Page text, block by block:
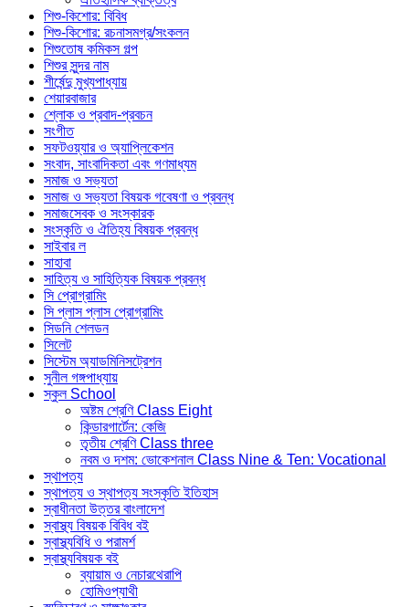
শিশু-কিশোর: বিবিধ
শিশু-কিশোর: রচনাসমগ্র/সংকলন
শিশুতোষ কমিকস গল্প
শিশুর সুন্দর নাম
শীর্ষেন্দু মুখ্যপাধ্যায়
শেয়ারবাজার
শ্লোক ও প্রবাদ-প্রবচন
সংগীত
সফটওয়্যার ও অ্যাপ্লিকেশন
সংবাদ, সাংবাদিকতা এবং গণমাধ্যম
সমাজ ও সভ্যতা
সমাজ ও সভ্যতা বিষয়ক গবেষণা ও প্রবন্ধ
সমাজসেবক ও সংস্কারক
সংস্কৃতি ও ঐতিহ্য বিষয়ক প্রবন্ধ
সাইবার ল
সাহাবা
সাহিত্য ও সাহিত্যিক বিষয়ক প্রবন্ধ
সি প্রোগ্রামিং
সি প্লাস প্লাস প্রোগ্রামিং
সিডনি শেলডন
সিলেট
সিস্টেম অ্যাডমিনিসট্রেশন
সুনীল গঙ্গপাধ্যায়
স্কুল School
অষ্টম শ্রেণি Class Eight
কিন্ডারগার্টেন: কেজি
তৃতীয় শ্রেণি Class three
নবম ও দশম: ভোকেশনাল Class Nine & Ten: Vocational
স্থাপত্য
স্থাপত্য ও স্থাপত্য সংস্কৃতি ইতিহাস
স্বাধীনতা উত্তর বাংলাদেশ
স্বাস্থ্য বিষয়ক বিবিধ বই
স্বাস্থ্যবিধি ও পরামর্শ
স্বাস্থ্যবিষয়ক বই
ব্যায়াম ও নেচারথেরাপি
হোমিওপ্যাথী